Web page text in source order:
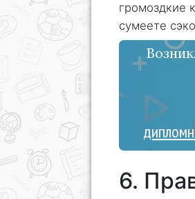
громоздкие
сумеете
6.